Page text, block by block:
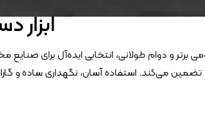
ابزار
برتر و دوام طولانی، انتخابی ایده‌آل برای
تضمین می‌کند. استفاده آسان، نگهداری ساده